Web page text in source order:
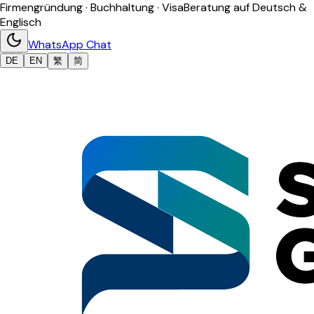
Firmengründung · Buchhaltung · VisaBeratung auf Deutsch &
Englisch
WhatsApp Chat
DE EN 繁 简